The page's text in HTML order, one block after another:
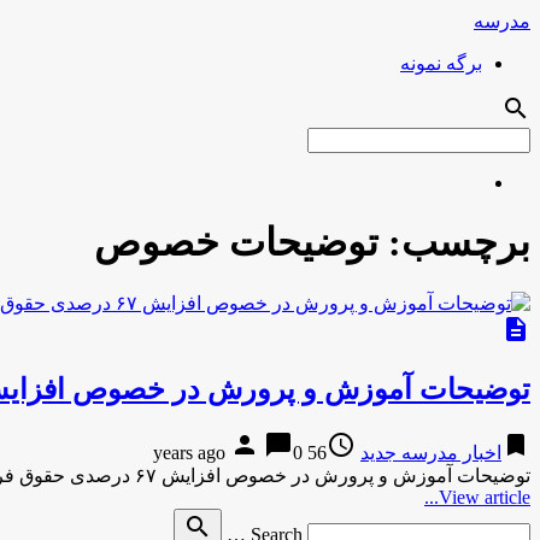
مدرسه
برگه نمونه
search
برچسب:توضیحات خصوص
description
توضیحات آموزش‌ و پرورش در خصوص افزایش ۶۷ درصدی حقوق
bookmark اخبار مدرسه جدید access_time
56 years ago
person chat_bubble0
توضیحات آموزش‌ و پرورش در خصوص افزایش ۶۷ درصدی حقوق فرهنگیان معاون توسعه مدیریت و پشتیبانی وزارت آموزش‌ و پرورش …
View article...
Search …
search